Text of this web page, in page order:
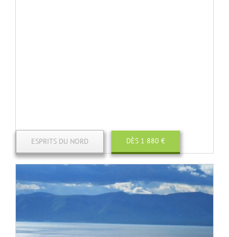
ESPRITS DU NORD DÈS 1 880 €